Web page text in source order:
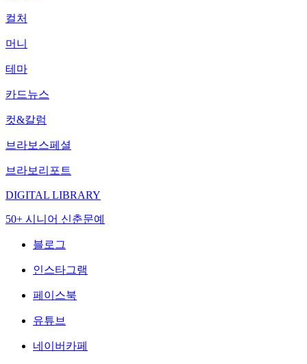
컬처
머니
테마
카드뉴스
컷&칼럼
브라보스페셜
브라보리포트
DIGITAL LIBRARY
50+ 시니어 신춘문예
블로그
인스타그램
페이스북
유튜브
네이버카페